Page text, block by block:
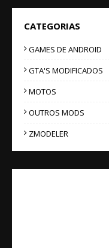
CATEGORIAS
GAMES DE ANDROID
GTA'S MODIFICADOS
MOTOS
OUTROS MODS
ZMODELER